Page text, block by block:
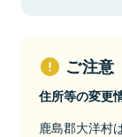
ご注意
住所等の変更
鹿島郡大洋村